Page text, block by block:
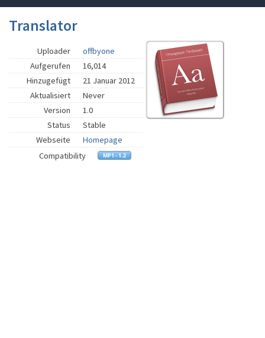
Translator
Uploader
offbyone
Aufgerufen
16,014
Hinzugefügt
21 Januar 2012
Aktualisiert
Never
Version
1.0
Status
Stable
Webseite
Homepage
Compatibility